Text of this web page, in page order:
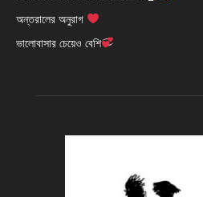
অন্তরালের অনুরাগ
ভালোবাসার চেয়েও বেশি